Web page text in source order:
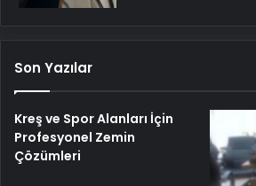
Son Yazılar
Kreş ve Spor Alanları İçin
Profesyonel Zemin
Çözümleri